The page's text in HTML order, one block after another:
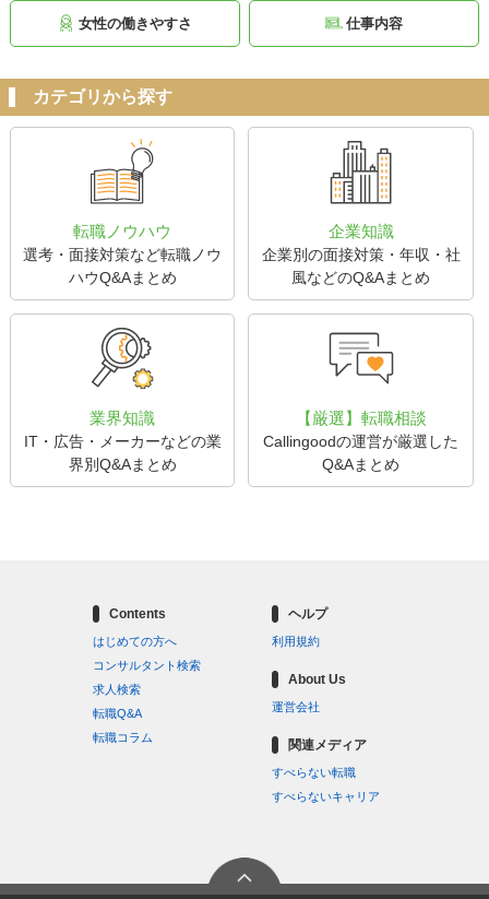
女性の働きやすさ 仕事内容
カテゴリから探す
転職ノウハウ
選考・面接対策など転職ノウ
ハウQ&Aまとめ
企業知識
企業別の面接対策・年収・社
風などのQ&Aまとめ
業界知識
IT・広告・メーカーなどの業
界別Q&Aまとめ
【厳選】転職相談
Callingoodの運営が厳選した
Q&Aまとめ
Contents
はじめての方へ
コンサルタント検索
求人検索
転職Q&A
転職コラム
ヘルプ
利用規約
About Us
運営会社
関連メディア
すべらない転職
すべらないキャリア